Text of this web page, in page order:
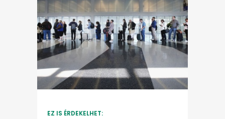
EZ IS ÉRDEKELHET: